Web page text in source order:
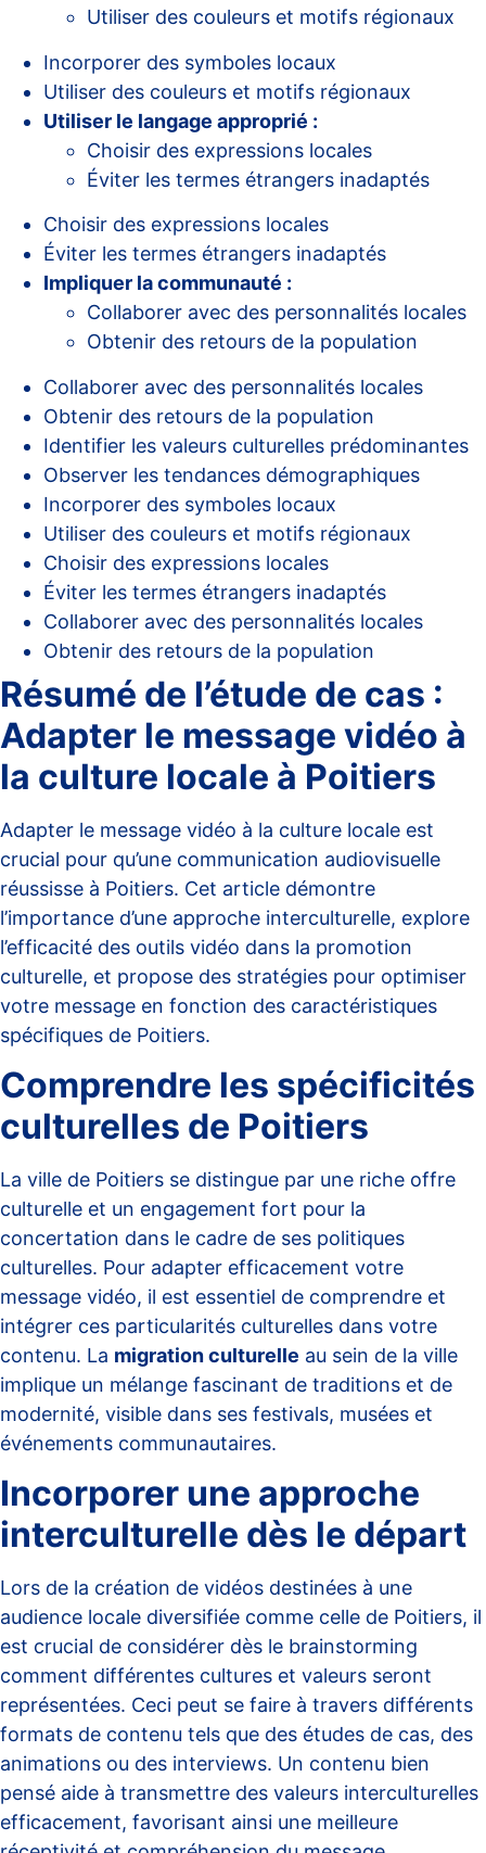
Utiliser des couleurs et motifs régionaux
Incorporer des symboles locaux
Utiliser des couleurs et motifs régionaux
Utiliser le langage approprié :
Choisir des expressions locales
Éviter les termes étrangers inadaptés
Choisir des expressions locales
Éviter les termes étrangers inadaptés
Impliquer la communauté :
Collaborer avec des personnalités locales
Obtenir des retours de la population
Collaborer avec des personnalités locales
Obtenir des retours de la population
Identifier les valeurs culturelles prédominantes
Observer les tendances démographiques
Incorporer des symboles locaux
Utiliser des couleurs et motifs régionaux
Choisir des expressions locales
Éviter les termes étrangers inadaptés
Collaborer avec des personnalités locales
Obtenir des retours de la population
Résumé de l’étude de cas :
Adapter le message vidéo à
la culture locale à Poitiers
Adapter le message vidéo à la culture locale est
crucial pour qu’une communication audiovisuelle
réussisse à Poitiers. Cet article démontre
l’importance d’une approche interculturelle, explore
l’efficacité des outils vidéo dans la promotion
culturelle, et propose des stratégies pour optimiser
votre message en fonction des caractéristiques
spécifiques de Poitiers.
Comprendre les spécificités
culturelles de Poitiers
La ville de Poitiers se distingue par une riche offre
culturelle et un engagement fort pour la
concertation dans le cadre de ses politiques
culturelles. Pour adapter efficacement votre
message vidéo, il est essentiel de comprendre et
intégrer ces particularités culturelles dans votre
contenu. La migration culturelle au sein de la ville
implique un mélange fascinant de traditions et de
modernité, visible dans ses festivals, musées et
événements communautaires.
Incorporer une approche
interculturelle dès le départ
Lors de la création de vidéos destinées à une
audience locale diversifiée comme celle de Poitiers, il
est crucial de considérer dès le brainstorming
comment différentes cultures et valeurs seront
représentées. Ceci peut se faire à travers différents
formats de contenu tels que des études de cas, des
animations ou des interviews. Un contenu bien
pensé aide à transmettre des valeurs interculturelles
efficacement, favorisant ainsi une meilleure